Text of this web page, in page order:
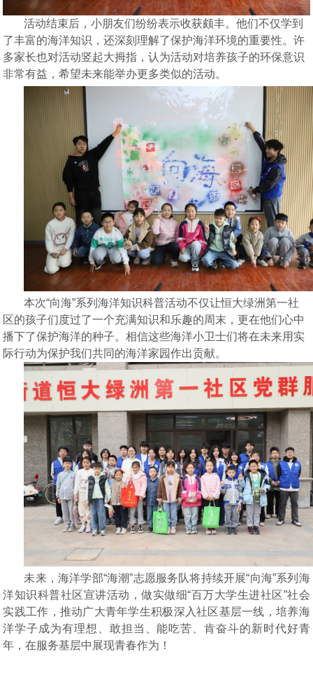
活动结束后，小朋友们纷纷表示收获颇丰。他们不仅学到
了丰富的海洋知识，还深刻理解了保护海洋环境的重要性。许
多家长也对活动竖起大拇指 ，认为活动对培养孩子的环保意识
非常有益，希望未来能举办更多类似的活动。
本次“向海”系列海洋知识科普活动不仅让恒大绿洲第一社
区的孩子们度过了一个充满知识和乐趣的周末，更在他们心中
播下了保护海洋的种子。相信这些海洋小卫士们将在未来用实
际行动为保护我们共同的海洋家园作出贡献。
未来，海洋学部“海潮”志愿服务队将持续开展“向海”系列海
洋知识科普社区宣讲活动，做实做细“百万大学生进社区”社会
实践工作，推动广大青年学生积极深入社区基层一线，培养海
洋学子成为有理想、敢担当、能吃苦、肯奋斗的新时代好青
年，在服务基层中展现青春作为！